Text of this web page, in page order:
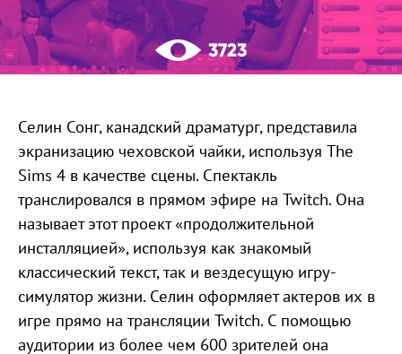
3723
Селин Сонг, канадский драматург, представила
экранизацию чеховской чайки, используя The
Sims 4 в качестве сцены. Спектакль
транслировался в прямом эфире на Twitch. Она
называет этот проект «продолжительной
инсталляцией», используя как знакомый
классический текст, так и вездесущую игру-
симулятор жизни. Селин оформляет актеров их в
игре прямо на трансляции Twitch. С помощью
аудитории из более чем 600 зрителей она